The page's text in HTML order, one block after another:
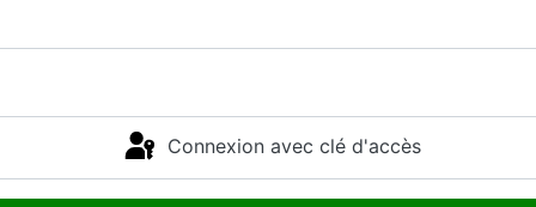
Connexion avec clé d'accès